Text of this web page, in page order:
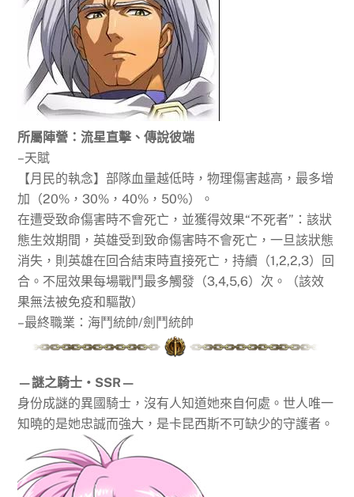
所屬陣營：流星直擊、傳說彼端
–天賦
【月民的執念】部隊血量越低時，物理傷害越高，最多增
加（20%，30%，40%，50%）。
在遭受致命傷害時不會死亡，並獲得效果“不死者”：該狀
態生效期間，英雄受到致命傷害時不會死亡，一旦該狀態
消失，則英雄在回合結束時直接死亡，持續（1,2,2,3）回
合。不屈效果每場戰鬥最多觸發（3,4,5,6）次。（該效
果無法被免疫和驅散）
–最終職業：海鬥統帥/劍鬥統帥
—謎之騎士‧SSR—
身份成謎的異國騎士，沒有人知道她來自何處。世人唯一
知曉的是她忠誠而強大，是卡昆西斯不可缺少的守護者。